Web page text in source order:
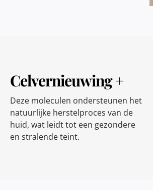
Celvernieuwing +
Deze moleculen ondersteunen het
natuurlijke herstelproces van de
huid, wat leidt tot een gezondere
en stralende teint.